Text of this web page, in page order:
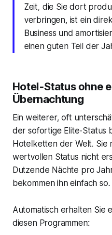
Zeit, die Sie dort
verbringen, ist ein
Business und
einen guten Teil der
Hotel-Status ohne
Übernachtung
Ein weiterer, oft
der sofortige Elite-Status
Hotelketten der Welt. Sie
wertvollen Status nicht
Dutzende Nächte pro
bekommen ihn einfach so.
Automatisch erhalten Sie
diesen Programmen: